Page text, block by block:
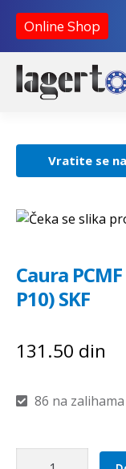
Online Shop
Početna
O nama
Kontakt
Vratite se
Caura
P10) SKF
131.50 din
86 na zalihama